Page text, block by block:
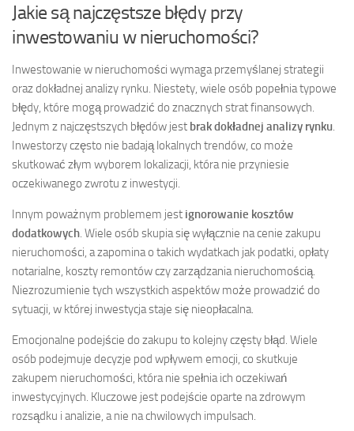
Jakie są najczęstsze błędy przy
inwestowaniu w nieruchomości?
Inwestowanie w nieruchomości wymaga przemyślanej strategii
oraz dokładnej analizy rynku. Niestety, wiele osób popełnia typowe
błędy, które mogą prowadzić do znacznych strat finansowych.
Jednym z najczęstszych błędów jest brak dokładnej analizy rynku.
Inwestorzy często nie badają lokalnych trendów, co może
skutkować złym wyborem lokalizacji, która nie przyniesie
oczekiwanego zwrotu z inwestycji.
Innym poważnym problemem jest ignorowanie kosztów
dodatkowych. Wiele osób skupia się wyłącznie na cenie zakupu
nieruchomości, a zapomina o takich wydatkach jak podatki, opłaty
notarialne, koszty remontów czy zarządzania nieruchomością.
Niezrozumienie tych wszystkich aspektów może prowadzić do
sytuacji, w której inwestycja staje się nieopłacalna.
Emocjonalne podejście do zakupu to kolejny częsty błąd. Wiele
osób podejmuje decyzje pod wpływem emocji, co skutkuje
zakupem nieruchomości, która nie spełnia ich oczekiwań
inwestycyjnych. Kluczowe jest podejście oparte na zdrowym
rozsądku i analizie, a nie na chwilowych impulsach.